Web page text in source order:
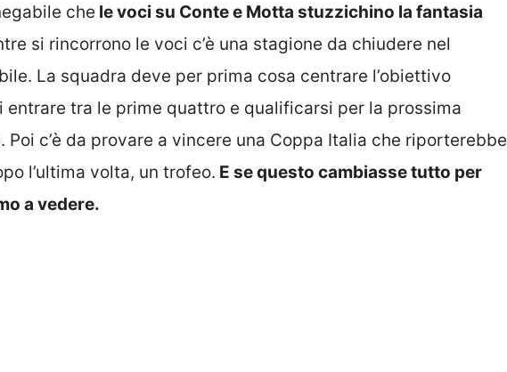
che le voci su Conte e Motta stuzzichino la fantasia
si rincorrono le voci c’è una stagione da chiudere nel
La squadra deve per prima cosa centrare l’obiettivo
entrare tra le prime quattro e qualificarsi per la prossima
Poi c’è da provare a vincere una Coppa Italia che riporterebbe
l’ultima volta, un trofeo. E se questo cambiasse tutto per
a vedere.